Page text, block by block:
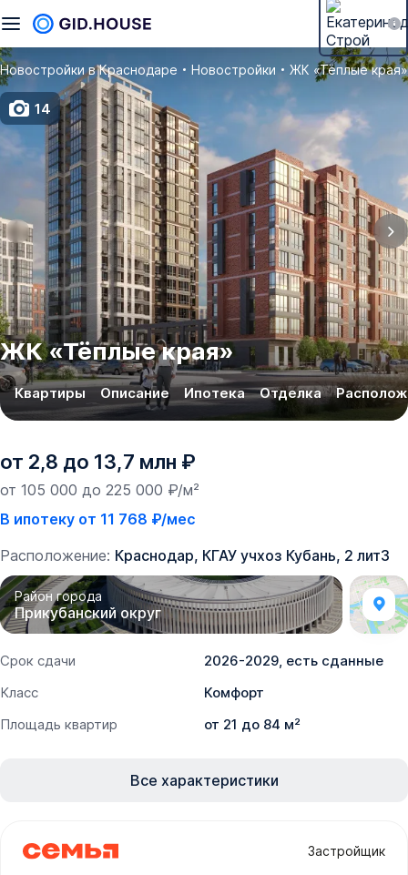
Новостройки в Краснодаре Новостройки ЖК «Тёплые края»
14
ЖК«Тёплые края»
Квартиры Описание Ипотека Отделка
от 2,8 до 13,7 млн ₽
от 105 000 до 225 000 ₽/м²
В ипотеку от 11 768 ₽/мес
Расположение: Краснодар, ​КГАУ учхоз Кубань, 2 лит3
Район города
Прикубанский округ
Срок сдачи
2026-2029, есть сданные
Класс
Комфорт
Площадь квартир
от 21 до 84 м²
Все характеристики
Застройщик